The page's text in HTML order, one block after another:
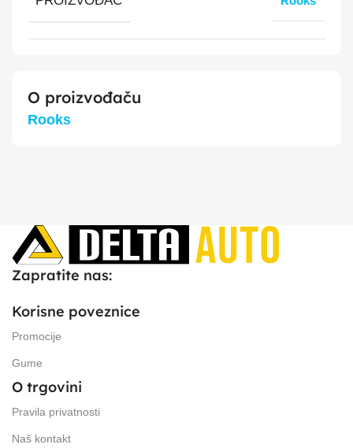
O proizvođaču
Rooks
Zapratite nas:
Korisne poveznice
Promocije
Gume
O trgovini
Pravila privatnosti
Naš kontakt